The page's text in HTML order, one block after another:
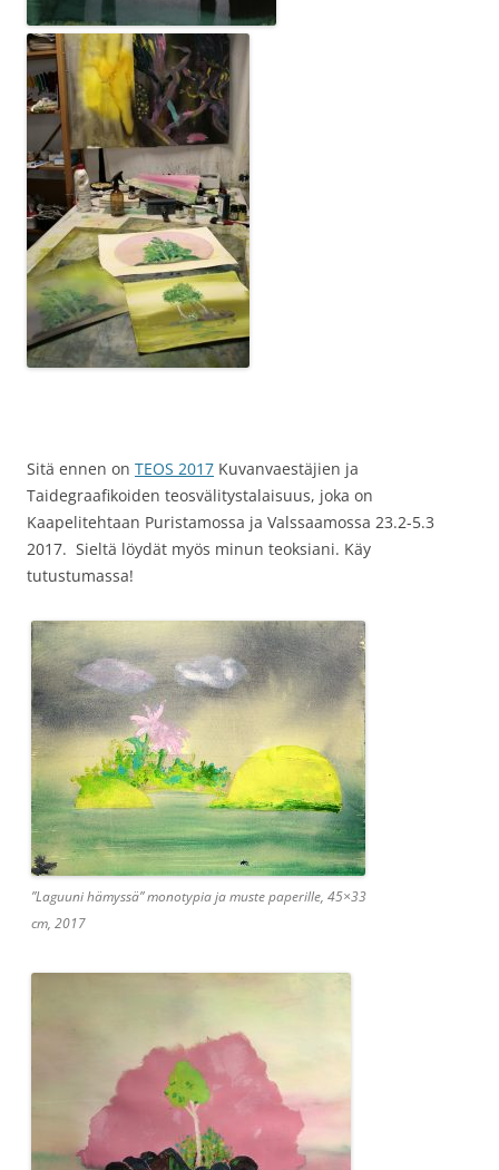
Sitä ennen on TEOS 2017 Kuvanvaestäjien ja
Taidegraafikoiden teosvälitystalaisuus, joka on
Kaapelitehtaan Puristamossa ja Valssaamossa 23.2-5.3
2017. Sieltä löydät myös minun teoksiani. Käy
tutustumassa!
”Laguuni hämyssä” monotypia ja muste paperille, 45×33
cm, 2017